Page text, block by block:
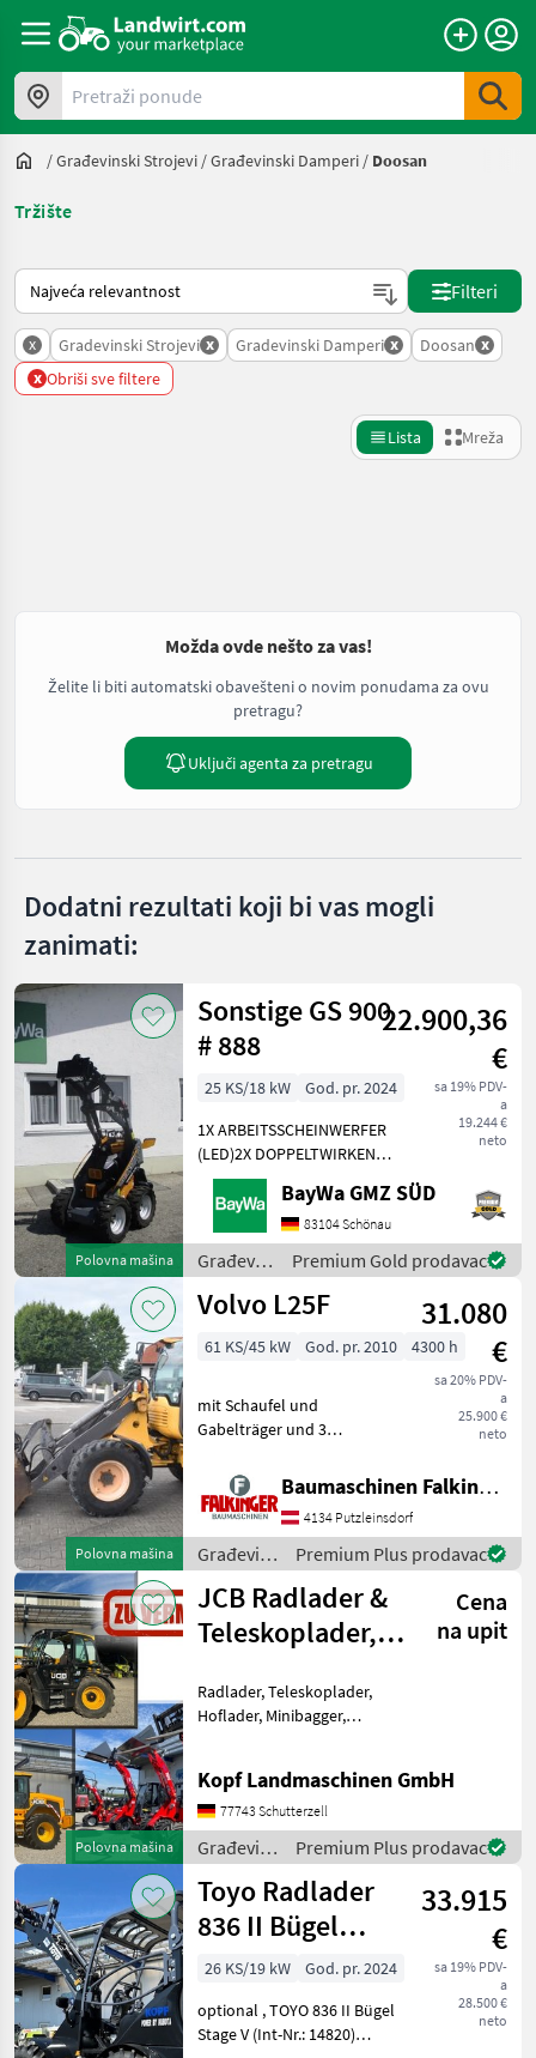
Pretraži ponude
/Građevinski Strojevi /Građevinski Damperi / Doosan
Tržište
Način na koji sortira Landwirt.com
Filteri
x Gradevinski Strojevi x Gradevinski Damperi x Doosan x
x Obriši sve filtere
Lista Mreža
Možda ovde nešto za vas!
Želite li biti automatski obavešteni o novim ponudama za ovu
pretragu?
Uključi agenta za pretragu
Dodatni rezultati koji bi vas mogli
zanimati:
Polovna mašina
Sonstige GS 900
# 888
22.900,36
€
sa 19% PDV-
a
19.244 €
neto
25 KS/18 kW
God. pr. 2024
1X ARBEITSSCHEINWERFER
(LED)2X DOPPELTWIRKEND
MECHANISCHGEGENGEWICHT
UNTER DER TRITTGIANT
WERKZEUGAUFNAHMEMotor-
Moderner Kubota
Dreizylinderdieselmotor,
Typ
BayWa GMZ SÜD
83104 Schönau
Građevinski
strojevi /
Sonstige
Premium Gold prodavac
Polovna mašina
Volvo L25F
31.080
€
sa 20% PDV-
a
25.900 €
neto
61 KS/45 kW God. pr. 2010 4300 h
mit Schaufel und
Gabelträger und 3
Betriebsgewicht: 5200kg
Reifen 70% Der Volvo L25F
ist in einem guten
Zustand!! BAUMASCHINEN
FALKIN
Baumaschinen Falkinger
4134 Putzleinsdorf
Građevinski
strojevi /
Volvo
Premium Plus prodavac
Polovna mašina
JCB Radlader &
Teleskoplader,
Min
Cena
na upit
Radlader, Teleskoplader,
Hoflader, Minibagger,
Verschiedene Maschinen zu
vermieten - Minibagger -
Hoflader (Toyo) - JCB Te
Kopf Landmaschinen GmbH
77743 Schutterzell
Građevinski
strojevi /
JCB
Premium Plus prodavac
Toyo Radlader
836 II Bügel
Black, 4.
Steuerkreis
33.915
€
sa 19% PDV-
a
28.500 €
neto
26 KS/19 kW
God. pr. 2024
optional , TOYO 836 II Bügel
Stage V (Int-Nr.: 14820)